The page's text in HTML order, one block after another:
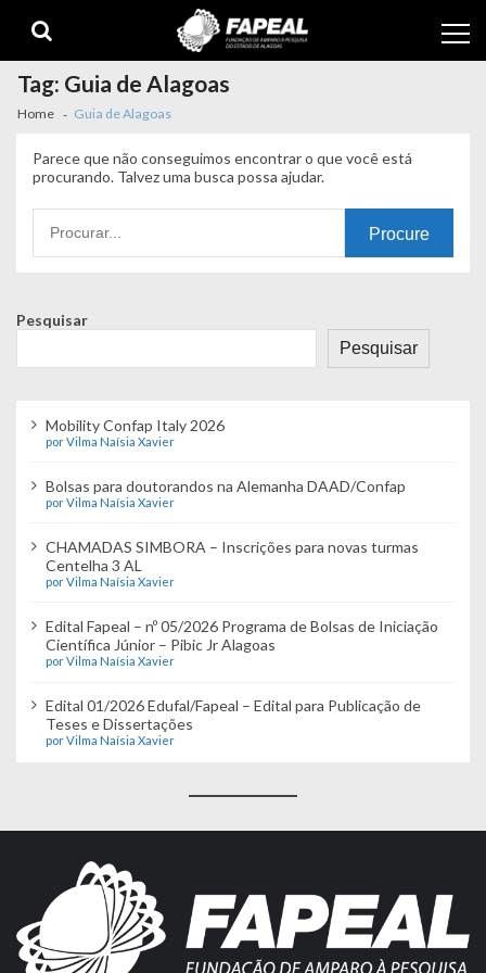
navigation
content
Tag: Guia de Alagoas
Home Guia de Alagoas
Parece que não conseguimos encontrar o que você está
procurando. Talvez uma busca possa ajudar.
por:
Pesquisar
Pesquisar
Mobility Confap Italy 2026
por Vilma Naísia Xavier
Bolsas para doutorandos na Alemanha DAAD/Confap
por Vilma Naísia Xavier
CHAMADAS SIMBORA – Inscrições para novas turmas
Centelha 3 AL
por Vilma Naísia Xavier
Edital Fapeal – nº 05/2026 Programa de Bolsas de Iniciação
Científica Júnior – Pibic Jr Alagoas
por Vilma Naísia Xavier
Edital 01/2026 Edufal/Fapeal – Edital para Publicação de
Teses e Dissertações
por Vilma Naísia Xavier